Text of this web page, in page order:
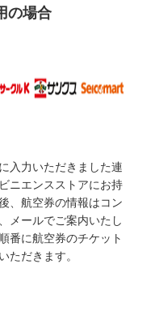
の場合
入力いただきました連
ニエンスストアにお持
、航空券の情報はコン
メールでご案内いたし
番に航空券のチケット
ただきます。